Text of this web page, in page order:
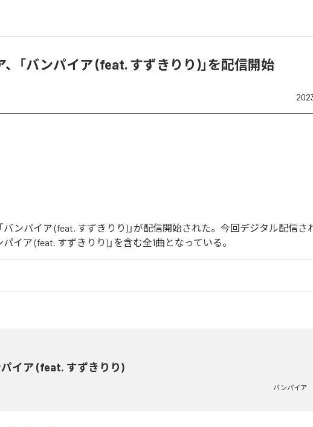
、「バンパイア (feat. すずきりり)」を配信開始
バンパイア (feat. すずきりり)」が配信開始された。今回デジタル配信さ
イア (feat. すずきりり)」を含む全1曲となっている。
イア (feat. すずきりり)
バンパイア